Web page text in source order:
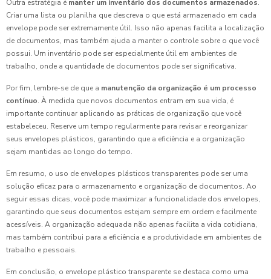
Outra estratégia é manter um inventário dos documentos armazenados.
Criar uma lista ou planilha que descreva o que está armazenado em cada
envelope pode ser extremamente útil. Isso não apenas facilita a localização
de documentos, mas também ajuda a manter o controle sobre o que você
possui. Um inventário pode ser especialmente útil em ambientes de
trabalho, onde a quantidade de documentos pode ser significativa.
Por fim, lembre-se de que a manutenção da organização é um processo
contínuo. À medida que novos documentos entram em sua vida, é
importante continuar aplicando as práticas de organização que você
estabeleceu. Reserve um tempo regularmente para revisar e reorganizar
seus envelopes plásticos, garantindo que a eficiência e a organização
sejam mantidas ao longo do tempo.
Em resumo, o uso de envelopes plásticos transparentes pode ser uma
solução eficaz para o armazenamento e organização de documentos. Ao
seguir essas dicas, você pode maximizar a funcionalidade dos envelopes,
garantindo que seus documentos estejam sempre em ordem e facilmente
acessíveis. A organização adequada não apenas facilita a vida cotidiana,
mas também contribui para a eficiência e a produtividade em ambientes de
trabalho e pessoais.
Em conclusão, o envelope plástico transparente se destaca como uma